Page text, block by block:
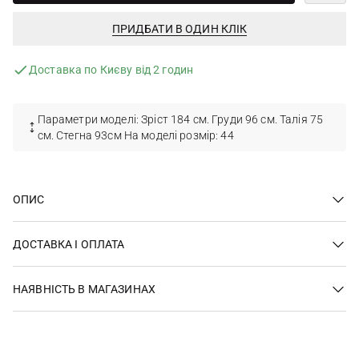
ПРИДБАТИ В ОДИН КЛІК
Доставка по Києву від 2 годин
Параметри моделі: Зріст 184 см. Груди 96 см. Талія 75
см. Стегна 93см На моделі розмір: 44
ОПИС
ДОСТАВКА І ОПЛАТА
НАЯВНІСТЬ В МАГАЗИНАХ